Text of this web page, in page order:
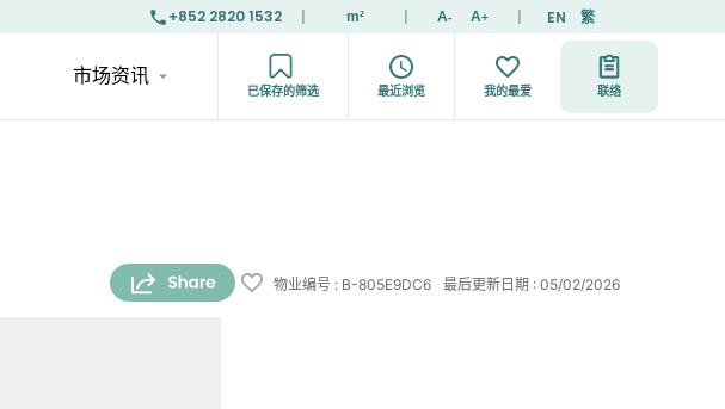
+852 2820 1532 m² A- A+ EN 繁
市场资讯
已保存的筛选 最近浏览 我的最爱 联络
物业编号 : B-805E9DC6 最后更新日期 : 05/02/2026